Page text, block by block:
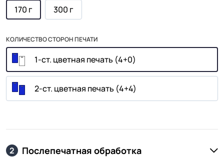
170 г 300 г
КОЛИЧЕСТВО СТОРОН ПЕЧАТИ
1-ст. цветная печать (4+0)
2-ст. цветная печать (4+4)
2 Послепечатная обработка